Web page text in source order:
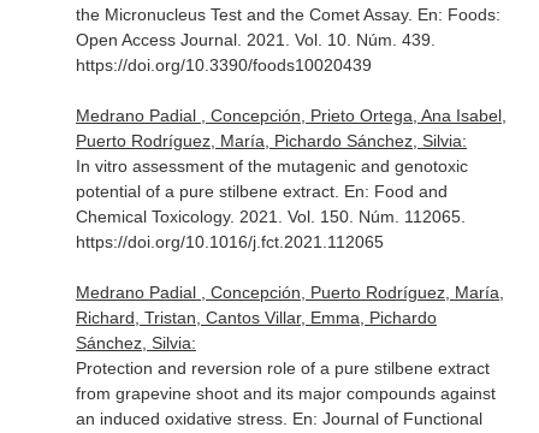
the Micronucleus Test and the Comet Assay. En: Foods:
Open Access Journal. 2021. Vol. 10. Núm. 439.
https://doi.org/10.3390/foods10020439
Medrano Padial , Concepción, Prieto Ortega, Ana Isabel,
Puerto Rodríguez, María, Pichardo Sánchez, Silvia:
In vitro assessment of the mutagenic and genotoxic
potential of a pure stilbene extract. En: Food and
Chemical Toxicology. 2021. Vol. 150. Núm. 112065.
https://doi.org/10.1016/j.fct.2021.112065
Medrano Padial , Concepción, Puerto Rodríguez, María,
Richard, Tristan, Cantos Villar, Emma, Pichardo
Sánchez, Silvia:
Protection and reversion role of a pure stilbene extract
from grapevine shoot and its major compounds against
an induced oxidative stress. En: Journal of Functional